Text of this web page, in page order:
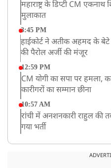
महाराष्ट्र के डिप्टी CM
मुलाकात
3:45 PM
हाईकोर्ट ने अतीक अहमद के
की पैरोल अर्जी की मंजूर
12:59 PM
CM योगी का सपा पर हमला,
कारीगरों का सम्मान छीना
10:57 AM
रांची में अनशनकारी राहुल की
गया भर्ती
CBI का बड़ा खुलासा, NTA के